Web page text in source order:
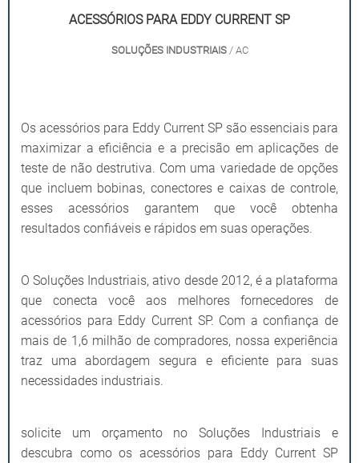
ACESSÓRIOS PARA EDDY CURRENT SP
SOLUÇÕES INDUSTRIAIS/ AC
Os acessórios para Eddy Current SP são essenciais para
maximizar a eficiência e a precisão em aplicações de
teste de não destrutiva. Com uma variedade de opções
que incluem bobinas, conectores e caixas de controle,
esses acessórios garantem que você obtenha
resultados confiáveis e rápidos em suas operações.
O Soluções Industriais, ativo desde 2012, é a plataforma
que conecta você aos melhores fornecedores de
acessórios para Eddy Current SP. Com a confiança de
mais de 1,6 milhão de compradores, nossa experiência
traz uma abordagem segura e eficiente para suas
necessidades industriais.
solicite um orçamento no Soluções Industriais e
descubra como os acessórios para Eddy Current SP